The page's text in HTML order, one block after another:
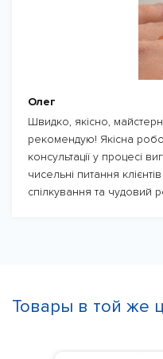
Олег
Швидко, якісно,
рекомендую! Якісна
консультації у процесі
чисельні питання
спілкування та чудовий
Товары в той же